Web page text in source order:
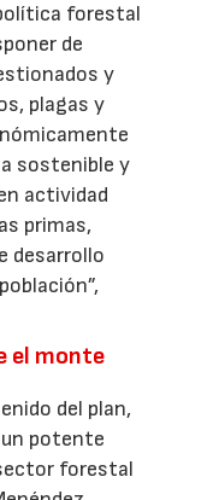
forestal
de
y
plagas y
sostenible y
actividad
primas,
desarrollo
el monte
del plan,
potente
forestal